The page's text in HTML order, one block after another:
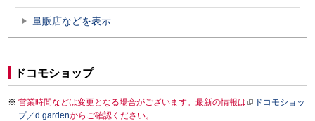
量販店などを表示
ドコモショップ
営業時間などは変更となる場合がございます。最新の情報は
ドコモショッ
プ／d gardenからご確認ください。